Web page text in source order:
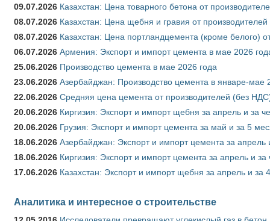
09.07.2026 Казахстан: Цена товарного бетона от
08.07.2026 Казахстан: Цена щебня и гравия от
08.07.2026 Казахстан: Цена портландцемента (кроме белого)
06.07.2026 Армения: Экспорт и импорт цемента в мае 2026
25.06.2026 Производство цемента в мае 2026 года
23.06.2026 Азербайджан: Производство цемента в январе-мае
22.06.2026 Средняя цена цемента от производителей (без
20.06.2026 Киргизия: Экспорт и импорт щебня за апрель и за
20.06.2026 Грузия: Экспорт и импорт цемента за май и за 5
18.06.2026 Азербайджан: Экспорт и импорт цемента за
18.06.2026 Киргизия: Экспорт и импорт цемента за апрель и
17.06.2026 Казахстан: Экспорт и импорт щебня за апрель и за
Аналитика и интересное о строительстве